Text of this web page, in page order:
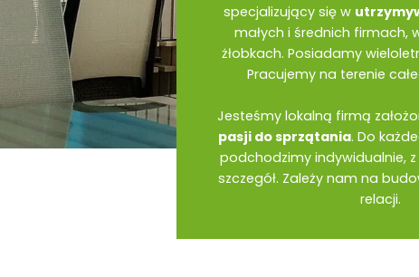
specjalizujący się w
małych i średnich firmach,
żłobkach. Posiadamy
Pracujemy na terenie
Jesteśmy lokalną firmą
pasji do sprzątania. Do
podchodzimy indywidualnie,
szczegół. Zależy nam na
relacji.